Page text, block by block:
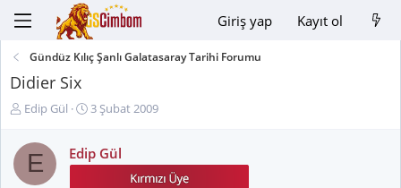
Giriş yap Kayıt ol
Gündüz Kılıç Şanlı Galatasaray Tarihi Forumu
Didier Six
K
n
y
Edip Gül
B
l
3 Şubat 2009
E Edip Gül